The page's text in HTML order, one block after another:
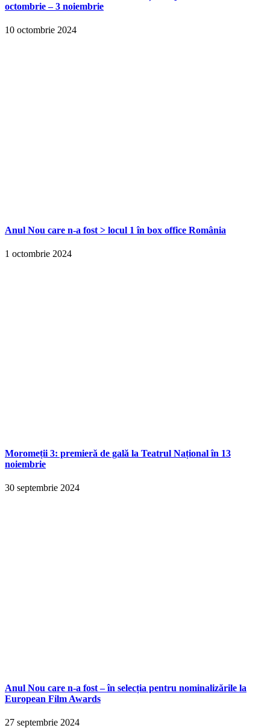
octombrie – 3 noiembrie
10 octombrie 2024
Anul Nou care n-a fost > locul 1 în box office România
1 octombrie 2024
Moromeții 3: premieră de gală la Teatrul Național în 13
noiembrie
30 septembrie 2024
Anul Nou care n-a fost – în selecția pentru nominalizările la
European Film Awards
27 septembrie 2024